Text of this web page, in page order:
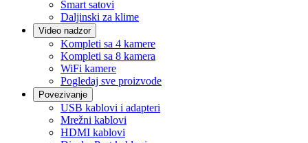
Smart satovi
Daljinski za klime
Video nadzor
Kompleti sa 4 kamere
Kompleti sa 8 kamera
WiFi kamere
Pogledaj sve proizvode
Povezivanje
USB kablovi i adapteri
Mrežni kablovi
HDMI kablovi